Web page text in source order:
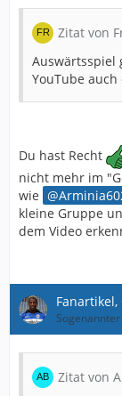
Zitat von
Auswärtsspiel
YouTube
Du hast Recht
nicht mehr im
wie
kleine Gruppe
dem Video
Sogenannter
Zitat von